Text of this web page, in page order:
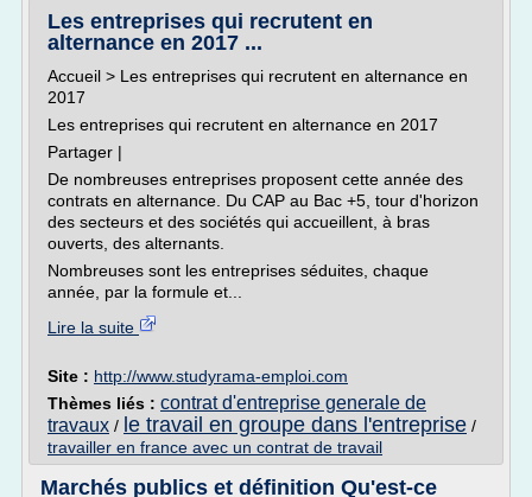
Les entreprises qui recrutent en
alternance en 2017 ...
Accueil > Les entreprises qui recrutent en alternance en
2017
Les entreprises qui recrutent en alternance en 2017
Partager |
De nombreuses entreprises proposent cette année des
contrats en alternance. Du CAP au Bac +5, tour d'horizon
des secteurs et des sociétés qui accueillent, à bras
ouverts, des alternants.
Nombreuses sont les entreprises séduites, chaque
année, par la formule et...
Lire la suite
Site : http://www.studyrama-emploi.com
Thèmes liés : contrat d'entreprise generale de
travaux / le travail en groupe dans l'entreprise /
travailler en france avec un contrat de travail
Marchés publics et définition Qu'est-ce